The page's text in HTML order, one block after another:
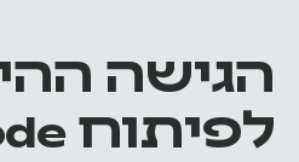
הגישה
לפיתוח Low Code